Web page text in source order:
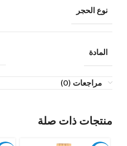
نوع الحجر
المادة
مراجعات (0)
منتجات ذات صلة